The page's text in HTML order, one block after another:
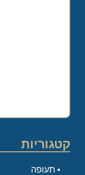
קטגוריות
תעופה